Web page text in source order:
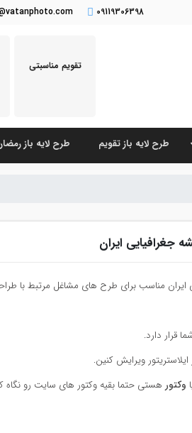
09119306398
تقویم مناسبتی
طرح لایه باز تقویم طرح لایه باز
جغرافیایی ایران
ایران مناسب برای طرح های مشاغل مرتبط با
ویرایش کنین.
وکتور هستی حتما بقیه وکتور های سایت رو نگاه